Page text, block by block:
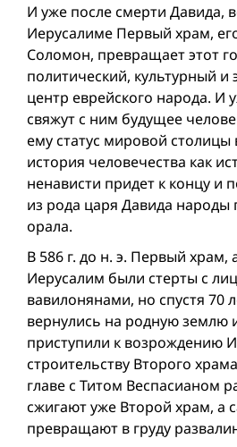
И уже после смерти Давида,
Иерусалиме Первый xрам,
Соломон, превращает этот
политический, культурный и
центр еврейского народа. И
свяжут с ним будущее
ему статус мировой столицы
история человечества как
ненависти придет к концу и
из рода царя Давида народы
орала.
В 586 г. до н. э. Первый xрам,
Иерусалим были стерты с
вавилонянами, но спустя 70
вернулись на родную землю
приступили к возрождению
строительству Второго
главе с Титом Веспасианом
сжигают уже Второй xрам, а
превращают в груду